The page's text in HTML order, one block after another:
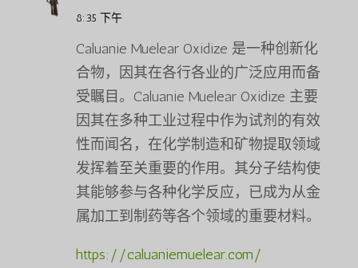
8:35 下午
Caluanie Muelear Oxidize 是一种创新化
合物，因其在各行各业的广泛应用而备
受瞩目。Caluanie Muelear Oxidize 主要
因其在多种工业过程中作为试剂的有效
性而闻名，在化学制造和矿物提取领域
发挥着至关重要的作用。其分子结构使
其能够参与各种化学反应，已成为从金
属加工到制药等各个领域的重要材料。
https://caluaniemuelear.com/